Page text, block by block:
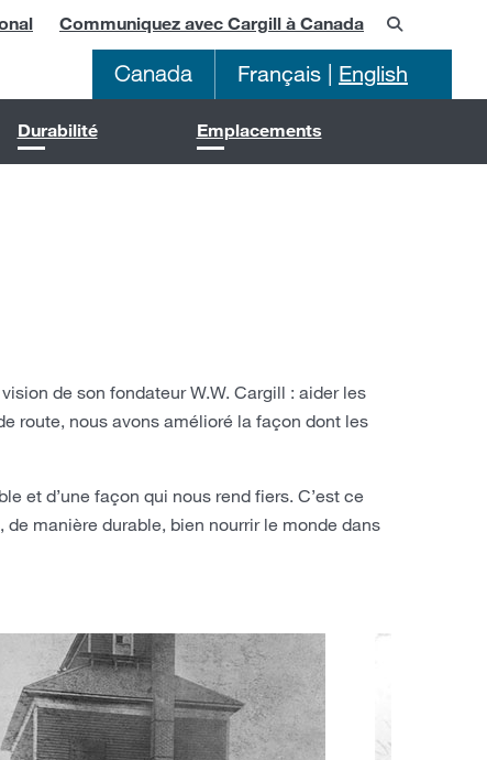
Durabilité Emplacements
Communiquez avec Cargill à Canada
Canada Français English
de son fondateur W.W. Cargill : aider les
route, nous avons amélioré la façon dont les
et d’une façon qui nous rend fiers. C’est ce
manière durable, bien nourrir le monde dans